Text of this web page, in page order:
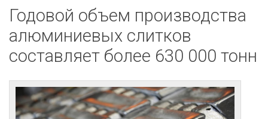
Годовой объем производства
алюминиевых слитков
составляет более 630 000 тонн